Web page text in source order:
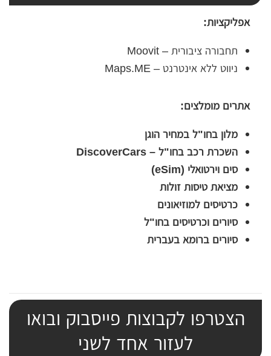
אפליקציות:
תחבורה ציבורית – Moovit
ניווט ללא אינטרנט – Maps.ME
אתרים מומלצים:
מלון בחו"ל במחיר הוגן
השכרת רכב בחו"ל – DiscoverCars
סים וירטואלי (eSim)
מציאת טיסות זולות
כרטיסים למוזיאונים
סיורים וכרטיסים בחו"ל
סיורים ברומא בעברית
הצטרפו לקבוצות פייסבוק ובואו
לעזור אחד לשני